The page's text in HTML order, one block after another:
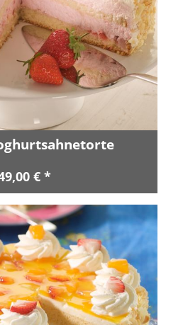
€ *